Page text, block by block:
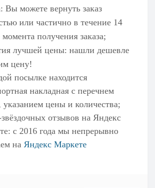
Вы можете вернуть заказ
или частично в течение 14
получения заказа;
лучшей цены: нашли дешевле
цену!
посылке находится
накладная с перечнем
указанием цены и количества;
отзывов на Яндекс
: с 2016 года мы непрерывно
на Яндекс Маркете